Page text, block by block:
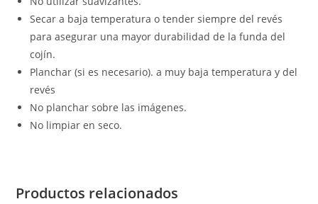
Secar a baja temperatura o tender siempre del revés
para asegurar una mayor durabilidad de la funda del
cojín.
Planchar (si es necesario). a muy baja temperatura y del
revés
No planchar sobre las imágenes.
No limpiar en seco.
Productos relacionados